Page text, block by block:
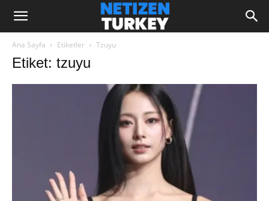
Ana Sayfa Etiketler Tzuyu
Etiket: tzuyu